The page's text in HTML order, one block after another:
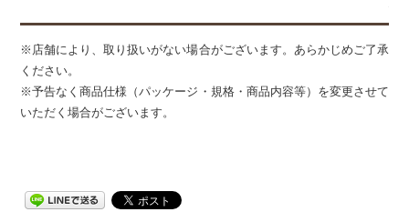
※店舗により、取り扱いがない場合がございます。あらかじめご了承
ください。
※予告なく商品仕様（パッケージ・規格・商品内容等）を変更させて
いただく場合がございます。